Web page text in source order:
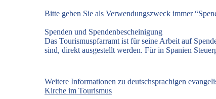
Bitte geben Sie als Verwendungszweck immer
Spenden und Spendenbescheinigung
Das Tourismuspfarramt ist für seine Arbeit auf
sind, direkt ausgestellt werden. Für in Spanien
Weitere Informationen zu deutschsprachigen
Kirche im Tourismus